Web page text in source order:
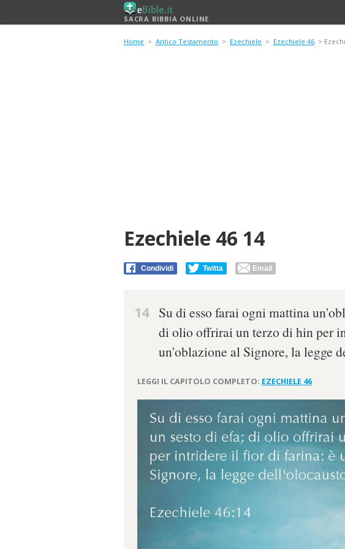
SACRA BIBBIA ONLINE
Home > Antico Testamento > Ezechiele > Ezechiele 46 >
Ezechiele 46 14
Condividi Twitta Email
14
Su di esso farai ogni mattina
di olio offrirai un terzo di hin per
un'oblazione al Signore, la legge
LEGGI IL CAPITOLO COMPLETO: EZECHIELE 46